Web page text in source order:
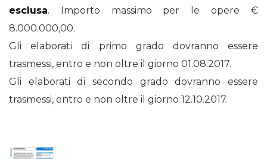
esclusa. Importo massimo per le opere €
8.000.000,00.
Gli elaborati di primo grado dovranno essere
trasmessi, entro e non oltre il giorno 01.08.2017.
Gli elaborati di secondo grado dovranno essere
trasmessi, entro e non oltre il giorno 12.10.2017.